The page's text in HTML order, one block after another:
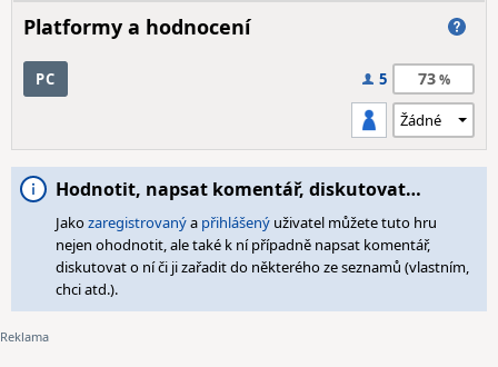
Platformy a hodnocení
PC 5 73
Hodnotit, napsat komentář, diskutovat…
Jakozaregistrovanýa přihlášený uživatel můžete tuto hru
nejen ohodnotit, ale také k ní případně napsat komentář,
diskutovat o ní či ji zařadit do některého ze seznamů (vlastním,
chci atd.).